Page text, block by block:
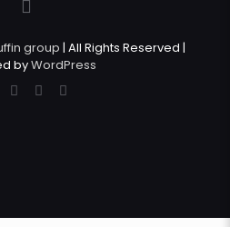
group | All Rights Reserved |
byWordPress